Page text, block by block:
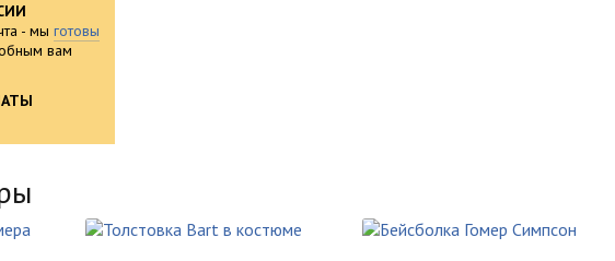
- мы готовы
вам